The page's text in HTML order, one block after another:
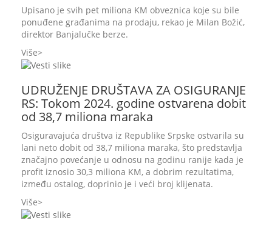
Upisano je svih pet miliona KM obveznica koje su bile
ponuđene građanima na prodaju, rekao je Milan Božić,
direktor Banjalučke berze.
Više
UDRUŽENJE DRUŠTAVA ZA OSIGURANJE
RS: Tokom 2024. godine ostvarena dobit
od 38,7 miliona maraka
Osiguravajuća društva iz Republike Srpske ostvarila su
lani neto dobit od 38,7 miliona maraka, što predstavlja
značajno povećanje u odnosu na godinu ranije kada je
profit iznosio 30,3 miliona KM, a dobrim rezultatima,
između ostalog, doprinio je i veći broj klijenata.
Više